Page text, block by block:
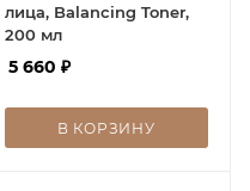
лица, Balancing Toner,
200 мл
5 660 ₽
В КОРЗИНУ